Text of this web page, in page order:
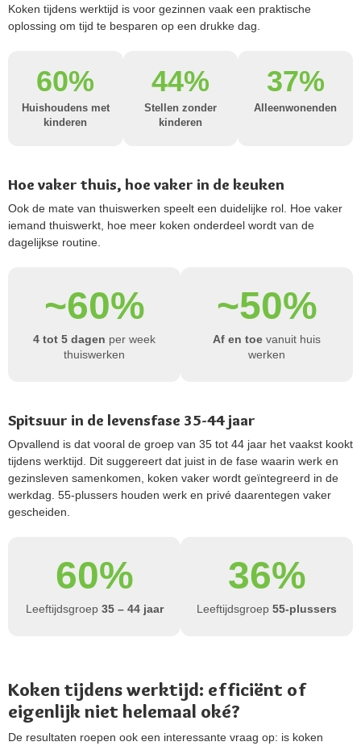
Koken tijdens werktijd is voor gezinnen vaak een praktische
oplossing om tijd te besparen op een drukke dag.
60%
Huishoudens met
kinderen
44%
Stellen zonder
kinderen
37%
Alleenwonenden
Hoe vaker thuis, hoe vaker in de keuken
Ook de mate van thuiswerken speelt een duidelijke rol. Hoe vaker
iemand thuiswerkt, hoe meer koken onderdeel wordt van de
dagelijkse routine.
~60%
4 tot 5 dagen per week
thuiswerken
~50%
Af en toe vanuit huis
werken
Spitsuur in de levensfase 35-44 jaar
Opvallend is dat vooral de groep van 35 tot 44 jaar het vaakst kookt
tijdens werktijd. Dit suggereert dat juist in de fase waarin werk en
gezinsleven samenkomen, koken vaker wordt geïntegreerd in de
werkdag. 55-plussers houden werk en privé daarentegen vaker
gescheiden.
60%
Leeftijdsgroep 35 – 44 jaar
36%
Leeftijdsgroep 55-plussers
Koken tijdens werktijd: efficiënt of
eigenlijk niet helemaal oké?
De resultaten roepen ook een interessante vraag op: is koken